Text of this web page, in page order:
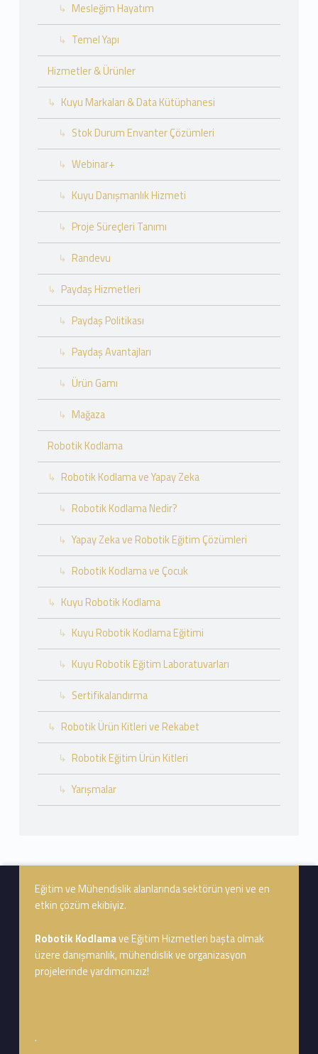
Mesleğim Hayatım
Temel Yapı
Hizmetler & Ürünler
Kuyu Markaları & Data Kütüphanesi
Stok Durum Envanter Çözümleri
Webinar+
Kuyu Danışmanlık Hizmeti
Proje Süreçleri Tanımı
Randevu
Paydaş Hizmetleri
Paydaş Politikası
Paydaş Avantajları
Ürün Gamı
Mağaza
Robotik Kodlama
Robotik Kodlama ve Yapay Zeka
Robotik Kodlama Nedir?
Yapay Zeka ve Robotik Eğitim Çözümleri
Robotik Kodlama ve Çocuk
Kuyu Robotik Kodlama
Kuyu Robotik Kodlama Eğitimi
Kuyu Robotik Eğitim Laboratuvarları
Sertifikalandırma
Robotik Ürün Kitleri ve Rekabet
Robotik Eğitim Ürün Kitleri
Yarışmalar
Footer info sidebar
Eğitim ve Mühendislik alanlarında sektörün yeni ve en
etkin çözüm ekibiyiz.
Robotik Kodlamave Eğitim Hizmetleri başta olmak
üzere danışmanlık, mühendislik ve organizasyon
projelerinde yardımcınızız!
.